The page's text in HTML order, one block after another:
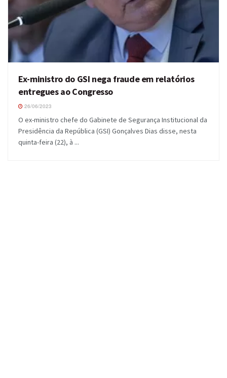
Ex-ministro do GSI nega fraude em relatórios
entregues ao Congresso
26/06/2023
O ex-ministro chefe do Gabinete de Segurança Institucional da
Presidência da República (GSI) Gonçalves Dias disse, nesta
quinta-feira (22), à ...